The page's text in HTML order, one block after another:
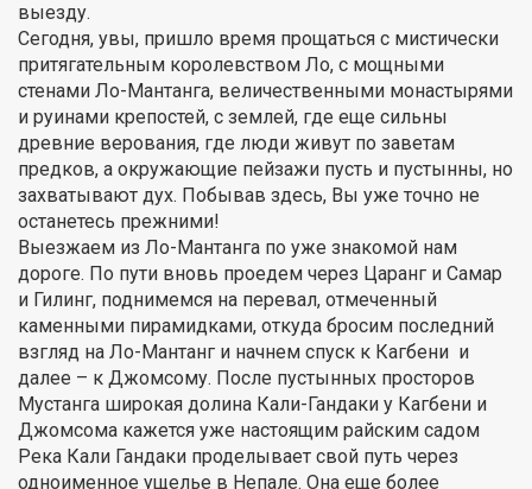
выезду.
Сегодня, увы, пришло время прощаться с мистически
притягательным королевством Ло, с мощными
стенами Ло-Мантанга, величественными монастырями
и руинами крепостей, с землей, где еще сильны
древние верования, где люди живут по заветам
предков, а окружающие пейзажи пусть и пустынны, но
захватывают дух. Побывав здесь, Вы уже точно не
останетесь прежними!
Выезжаем из Ло-Мантанга по уже знакомой нам
дороге. По пути вновь проедем через Царанг и Самар
и Гилинг, поднимемся на перевал, отмеченный
каменными пирамидками, откуда бросим последний
взгляд на Ло-Мантанг и начнем спуск к Кагбени и
далее – к Джомсому. После пустынных просторов
Мустанга широкая долина Кали-Гандаки у Кагбени и
Джомсома кажется уже настоящим райским садом
Река Кали Гандаки проделывает свой путь через
одноименное ущелье в Непале. Она еще более